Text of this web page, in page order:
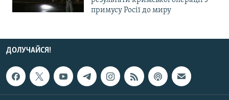
примусу Росії до миру
ДОЛУЧАЙСЯ!